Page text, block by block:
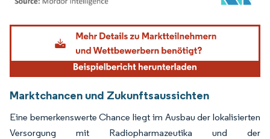
Bild © Mordor Intelligence. Wiederverwendung erfordert Namensnennung gemäß
Marktchancen und Zukunftsaussichten
Eine bemerkenswerte Chance liegt im Ausbau der lokalisierten
Versorgung mit Radiopharmazeutika und der